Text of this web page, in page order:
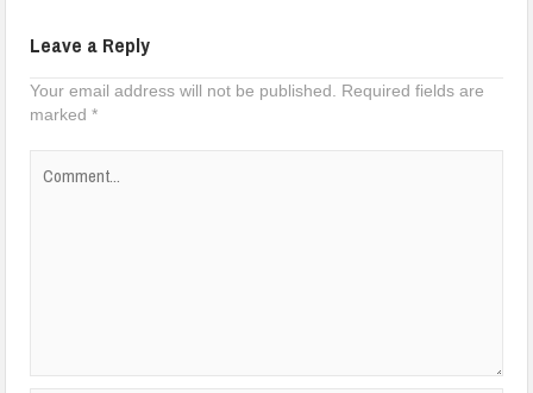
Leave a Reply
Your email address will not be published.
Required fields are
marked*